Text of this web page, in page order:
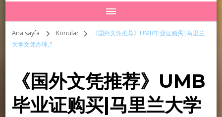
Ana sayfa Konular
《国外文凭推荐》UMB毕业证购买|马里兰
大学文凭办理,?
《国外文凭推荐》UMB
毕业证购买|马里兰大学